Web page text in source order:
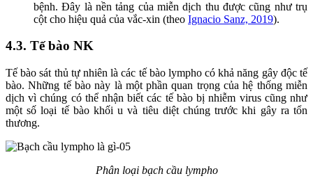
bệnh. Đây là nền tảng của miễn dịch thu được cũng như trụ
cột cho hiệu quả của vắc-xin (theo Ignacio Sanz, 2019).
4.3. Tế bào NK
Tế bào sát thủ tự nhiên là các tế bào lympho có khả năng gây độc tế
bào. Những tế bào này là một phần quan trọng của hệ thống miễn
dịch vì chúng có thể nhận biết các tế bào bị nhiễm virus cũng như
một số loại tế bào khối u và tiêu diệt chúng trước khi gây ra tổn
thương.
Phân loại bạch cầu lympho